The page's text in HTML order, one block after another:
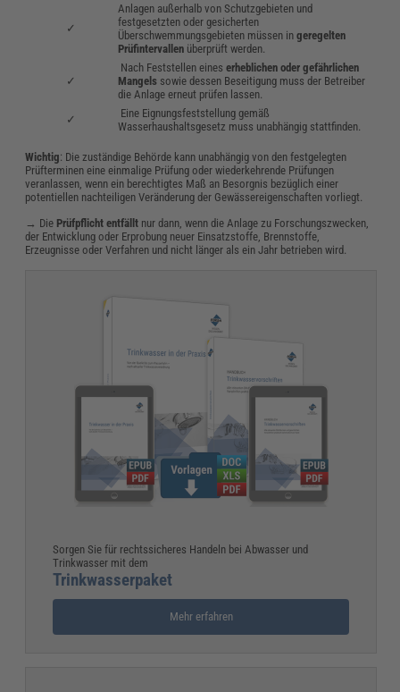
✓
Anlagen außerhalb von Schutzgebieten und
festgesetzten oder gesicherten
Überschwemmungsgebieten müssen ingeregelten
Prüfintervallen überprüft werden.
✓
Nach Feststellen eineserheblichen oder gefährlichen
Mangels sowie dessen Beseitigung muss der Betreiber
die Anlage erneut prüfen lassen.
✓
Eine Eignungsfeststellung gemäß
Wasserhaushaltsgesetz muss unabhängig stattfinden.
Wichtig: Die zuständige Behörde kann unabhängig von den festgelegten
Prüfterminen eine einmalige Prüfung oder wiederkehrende Prüfungen
veranlassen, wenn ein berechtigtes Maß an Besorgnis bezüglich einer
potentiellen nachteiligen Veränderung der Gewässereigenschaften vorliegt.
→ Die Prüfpflicht entfällt nur dann, wenn die Anlage zu Forschungszwecken,
der Entwicklung oder Erprobung neuer Einsatzstoffe, Brennstoffe,
Erzeugnisse oder Verfahren und nicht länger als ein Jahr betrieben wird.
Sorgen Sie für rechtssicheres Handeln bei Abwasser und
Trinkwasser mit dem
Trinkwasserpaket
Mehr erfahren